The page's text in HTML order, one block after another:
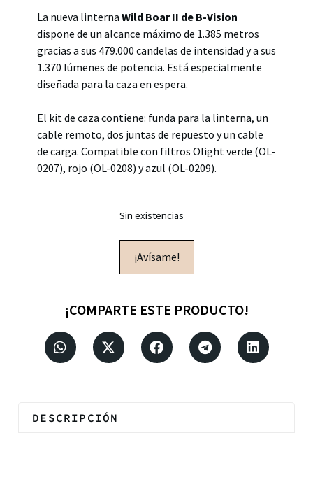
La nueva linterna Wild Boar II de B-Vision
dispone de un alcance máximo de 1.385 metros
gracias a sus 479.000 candelas de intensidad y a sus
1.370 lúmenes de potencia. Está especialmente
diseñada para la caza en espera.
El kit de caza contiene: funda para la linterna, un
cable remoto, dos juntas de repuesto y un cable
de carga. Compatible con filtros Olight verde (OL-
0207), rojo (OL-0208) y azul (OL-0209).
Sin existencias
¡Avísame!
¡COMPARTE ESTE PRODUCTO!
DESCRIPCIÓN